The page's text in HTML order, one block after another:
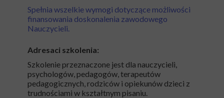
Spełnia wszelkie wymogi dotyczące możliwości
finansowania doskonalenia zawodowego
Nauczycieli.
Adresaci szkolenia:
Szkolenie przeznaczone jest dla nauczycieli,
psychologów, pedagogów, terapeutów
pedagogicznych, rodziców i opiekunów dzieci z
trudnościami w kształtnym pisaniu.